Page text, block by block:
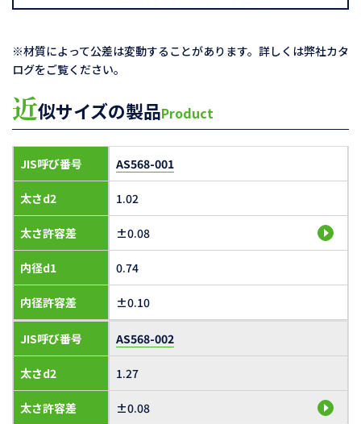
※材質によって公差は変動することがあります。詳しくは弊社カタ
ログをご覧ください。
近似サイズの製品Product
JIS呼び番号
太さd2
太さ許容差
内径d1
内径許容差
AS568-001
1.02
±0.08
0.74
±0.10
JIS呼び番号
太さd2
太さ許容差
AS568-002
1.27
±0.08